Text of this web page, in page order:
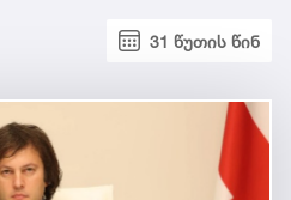
31 წუთის წინ